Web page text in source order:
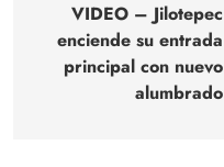
entradas
VIDEO – Jilotepec
enciende su entrada
principal con nuevo
alumbrado